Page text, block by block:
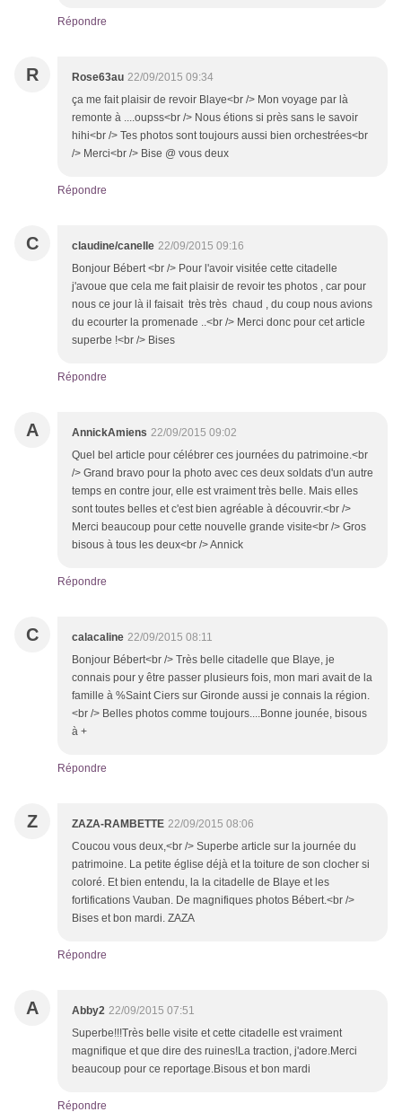
Répondre
R Rose63au 22/09/2015 09:34
ça me fait plaisir de revoir Blaye<br /> Mon voyage par là
remonte à ....oupss<br /> Nous étions si près sans le savoir
hihi<br /> Tes photos sont toujours aussi bien orchestrées<br
/> Merci<br /> Bise @ vous deux
Répondre
C claudine/canelle 22/09/2015 09:16
Bonjour Bébert <br /> Pour l'avoir visitée cette citadelle
j'avoue que cela me fait plaisir de revoir tes photos , car pour
nous ce jour là il faisait très très chaud , du coup nous avions
du ecourter la promenade ..<br /> Merci donc pour cet article
superbe !<br /> Bises
Répondre
A AnnickAmiens 22/09/2015 09:02
Quel bel article pour célébrer ces journées du patrimoine.<br
/> Grand bravo pour la photo avec ces deux soldats d'un autre
temps en contre jour, elle est vraiment très belle. Mais elles
sont toutes belles et c'est bien agréable à découvrir.<br />
Merci beaucoup pour cette nouvelle grande visite<br /> Gros
bisous à tous les deux<br /> Annick
Répondre
C calacaline 22/09/2015 08:11
Bonjour Bébert<br /> Très belle citadelle que Blaye, je
connais pour y être passer plusieurs fois, mon mari avait de la
famille à %Saint Ciers sur Gironde aussi je connais la région.
<br /> Belles photos comme toujours....Bonne jounée, bisous
à +
Répondre
Z ZAZA-RAMBETTE 22/09/2015 08:06
Coucou vous deux,<br /> Superbe article sur la journée du
patrimoine. La petite église déjà et la toiture de son clocher si
coloré. Et bien entendu, la la citadelle de Blaye et les
fortifications Vauban. De magnifiques photos Bébert.<br />
Bises et bon mardi. ZAZA
Répondre
A Abby2 22/09/2015 07:51
Superbe!!!Très belle visite et cette citadelle est vraiment
magnifique et que dire des ruines!La traction, j'adore.Merci
beaucoup pour ce reportage.Bisous et bon mardi
Répondre